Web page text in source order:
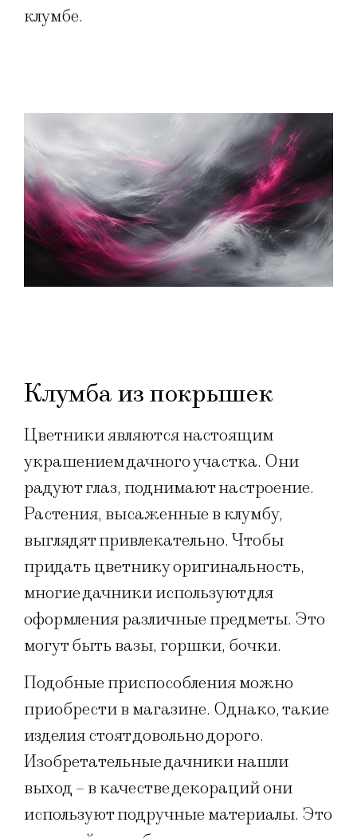
клумбе.
Клумба из покрышек
Цветники являются настоящим
украшением дачного участка. Они
радуют глаз, поднимают настроение.
Растения, высаженные в клумбу,
выглядят привлекательно. Чтобы
придать цветнику оригинальность,
многие дачники используют для
оформления различные предметы. Это
могут быть вазы, горшки, бочки.
Подобные приспособления можно
приобрести в магазине. Однако, такие
изделия стоят довольно дорого.
Изобретательные дачники нашли
выход – в качестве декораций они
используют подручные материалы. Это